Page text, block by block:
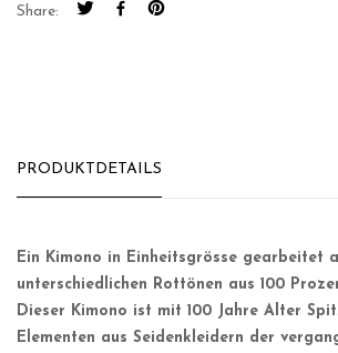
Share:
PRODUKTDETAILS
Ein Kimono in Einheitsgrösse gearbeitet
unterschiedlichen Rottönen aus 100
Dieser Kimono ist mit 100 Jahre Alter
Elementen aus Seidenkleidern der